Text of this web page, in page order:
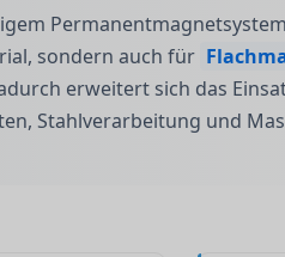
sondern auch für
erweitert sich das
Stahlverarbeitung und